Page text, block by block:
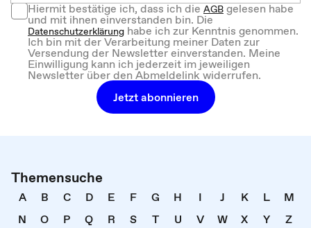
Hiermit bestätige ich, dass ich dieAGBgelesen habe
und mit ihnen einverstanden bin. Die
Datenschutzerklärung habe ich zur Kenntnis genommen.
Ich bin mit der Verarbeitung meiner Daten zur
Versendung der Newsletter einverstanden. Meine
Einwilligung kann ich jederzeit im jeweiligen
Newsletter über den Abmeldelink widerrufen.
Jetzt abonnieren
Themensuche
A B C D E F G H I J K L
M
N
O P Q R S T U V W X Y
Z